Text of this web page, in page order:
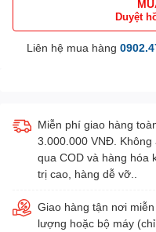
Duyệt
Liên hệ mua hàng
Miễn phí giao hàng
3.000.000 VNĐ.
qua COD và hàng hóa
trị cao, hàng dễ vỡ..
Giao hàng tận nơi
lượng hoặc bộ máy